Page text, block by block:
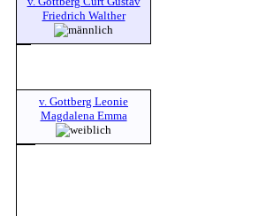
Friedrich Walther
v. Gottberg Leonie
Magdalena Emma